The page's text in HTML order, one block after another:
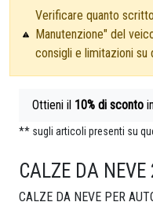
Verificare quanto
Manutenzione" del
consigli e limitazioni su
CALZE DA
CALZE DA NEVE PER
Ottieni il 10% di sconto
** sugli articoli presenti su